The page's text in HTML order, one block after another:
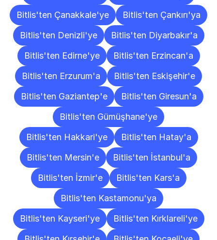
Bitlis'ten Çanakkale'ye
Bitlis'ten Çankırı'ya
Bitlis'ten Denizli'ye
Bitlis'ten Diyarbakır'a
Bitlis'ten Edirne'ye
Bitlis'ten Erzincan'a
Bitlis'ten Erzurum'a
Bitlis'ten Eskişehir'e
Bitlis'ten Gaziantep'e
Bitlis'ten Giresun'a
Bitlis'ten Gümüşhane'ye
Bitlis'ten Hakkari'ye
Bitlis'ten Hatay'a
Bitlis'ten Mersin'e
Bitlis'ten İstanbul'a
Bitlis'ten İzmir'e
Bitlis'ten Kars'a
Bitlis'ten Kastamonu'ya
Bitlis'ten Kayseri'ye
Bitlis'ten Kırklareli'ye